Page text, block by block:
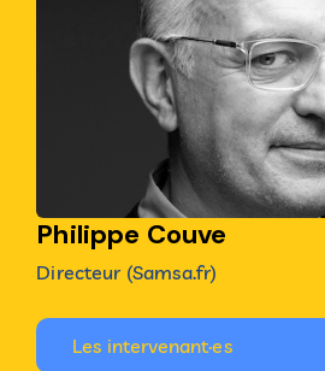
Philippe Couve
Directeur (Samsa.fr)
Les intervenant·es